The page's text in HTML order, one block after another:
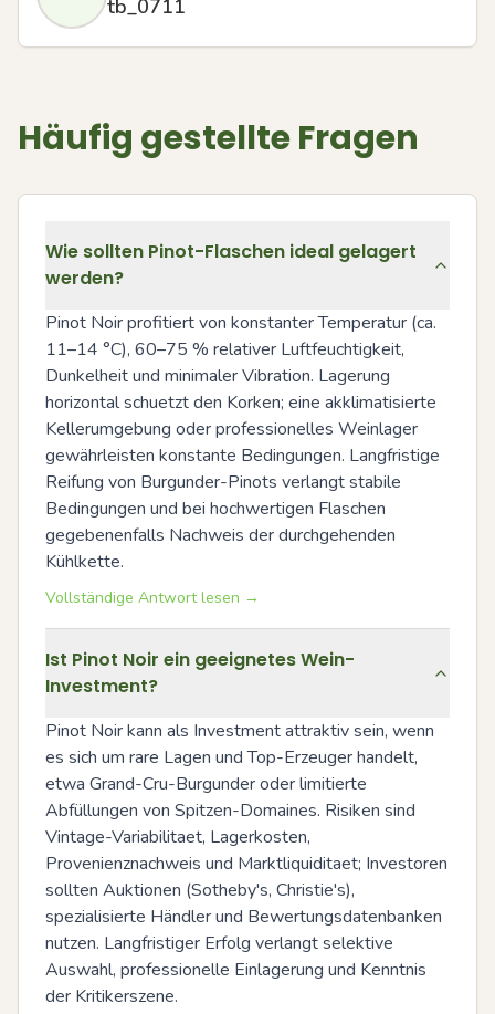
tb_0711
Häufig gestellte Fragen
Wie sollten Pinot-Flaschen ideal gelagert
werden?
Pinot Noir profitiert von konstanter Temperatur (ca.
11–14 °C), 60–75 % relativer Luftfeuchtigkeit,
Dunkelheit und minimaler Vibration. Lagerung
horizontal schuetzt den Korken; eine akklimatisierte
Kellerumgebung oder professionelles Weinlager
gewährleisten konstante Bedingungen. Langfristige
Reifung von Burgunder-Pinots verlangt stabile
Bedingungen und bei hochwertigen Flaschen
gegebenenfalls Nachweis der durchgehenden
Kühlkette.
Vollständige Antwort lesen →
Ist Pinot Noir ein geeignetes Wein-
Investment?
Pinot Noir kann als Investment attraktiv sein, wenn
es sich um rare Lagen und Top-Erzeuger handelt,
etwa Grand-Cru-Burgunder oder limitierte
Abfüllungen von Spitzen-Domaines. Risiken sind
Vintage-Variabilitaet, Lagerkosten,
Provenienznachweis und Marktliquiditaet; Investoren
sollten Auktionen (Sotheby's, Christie's),
spezialisierte Händler und Bewertungsdatenbanken
nutzen. Langfristiger Erfolg verlangt selektive
Auswahl, professionelle Einlagerung und Kenntnis
der Kritikerszene.